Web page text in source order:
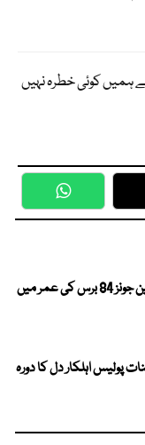
کوئی خطرہ نہیں
WhatsApp
ڈیوکس آف ہیزرڈ کے معروف اداکار بین جونز 84 برس کی عمر میں
پولیس اہلکار دل کا دورہ